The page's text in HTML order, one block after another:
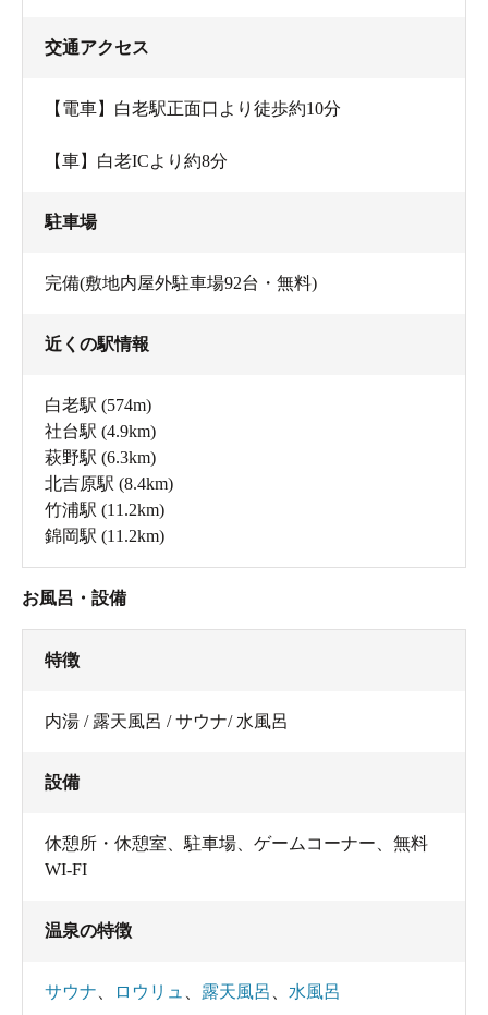
交通アクセス
【電車】白老駅正面口より徒歩約10分
【車】白老ICより約8分
駐車場
完備(敷地内屋外駐車場92台・無料)
近くの駅情報
白老駅 (574m)
社台駅 (4.9km)
萩野駅 (6.3km)
北吉原駅 (8.4km)
竹浦駅 (11.2km)
錦岡駅 (11.2km)
お風呂・設備
特徴
内湯 / 露天風呂 / サウナ/ 水風呂
設備
休憩所・休憩室 駐車場 ゲームコーナー
無料
WI-FI
温泉の特徴
サウナ ロウリュ 露天風呂 水風呂